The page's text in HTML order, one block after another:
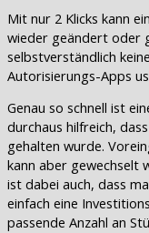
Mit nur 2 Klicks kann ein
wieder geändert oder
selbstverständlich
Autorisierungs-Apps
Genau so schnell ist
durchaus hilfreich,
gehalten wurde.
kann aber gewechselt
ist dabei auch, dass
einfach eine
passende Anzahl an